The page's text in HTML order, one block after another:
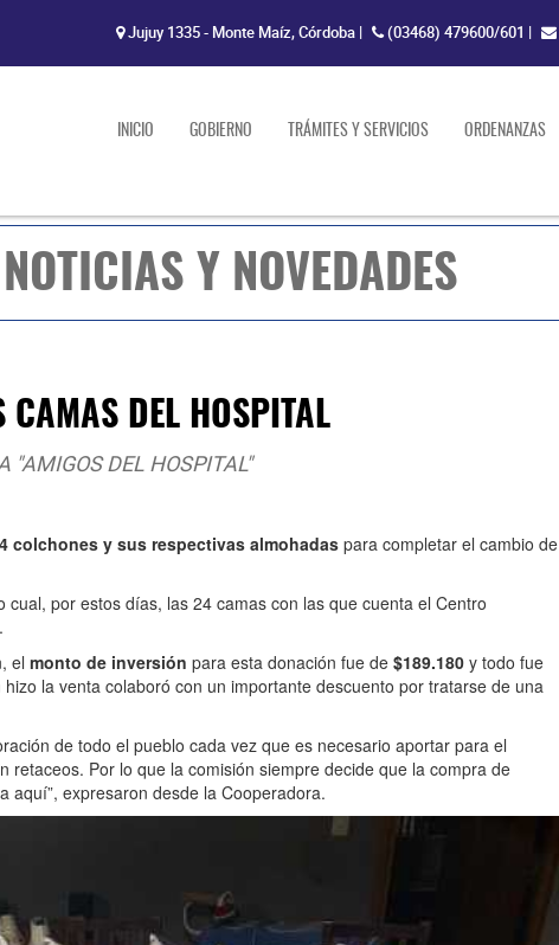
Jujuy 1335 - Monte Maíz, Córdoba | (03468) 479600/601 |
INICIO GOBIERNO TRÁMITES Y SERVICIOS ORDENANZAS
NOTICIAS Y NOVEDADES
CAMAS DEL HOSPITAL
"AMIGOS DEL HOSPITAL"
colchones y sus respectivas almohadas para completar el cambio de
por estos días, las 24 camas con las que cuenta el Centro
el monto de inversión para esta donación fue de $189.180 y todo fue
la venta colaboró con un importante descuento por tratarse de una
de todo el pueblo cada vez que es necesario aportar para el
retaceos. Por lo que la comisión siempre decide que la compra de
aquí”, expresaron desde la Cooperadora.